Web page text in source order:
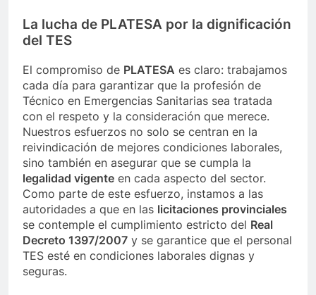
La lucha de PLATESA por la dignificación
del TES
El compromiso de PLATESA es claro: trabajamos
cada día para garantizar que la profesión de
Técnico en Emergencias Sanitarias sea tratada
con el respeto y la consideración que merece.
Nuestros esfuerzos no solo se centran en la
reivindicación de mejores condiciones laborales,
sino también en asegurar que se cumpla la
legalidad vigente en cada aspecto del sector.
Como parte de este esfuerzo, instamos a las
autoridades a que en las licitaciones provinciales
se contemple el cumplimiento estricto del Real
Decreto 1397/2007 y se garantice que el personal
TES esté en condiciones laborales dignas y
seguras.